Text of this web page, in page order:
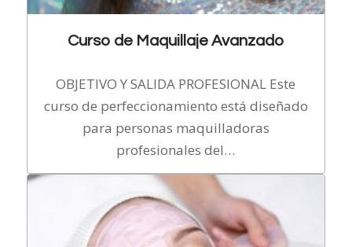
Curso de Maquillaje Avanzado
OBJETIVO Y SALIDA PROFESIONAL Este
curso de perfeccionamiento está diseñado
para personas maquilladoras
profesionales del…